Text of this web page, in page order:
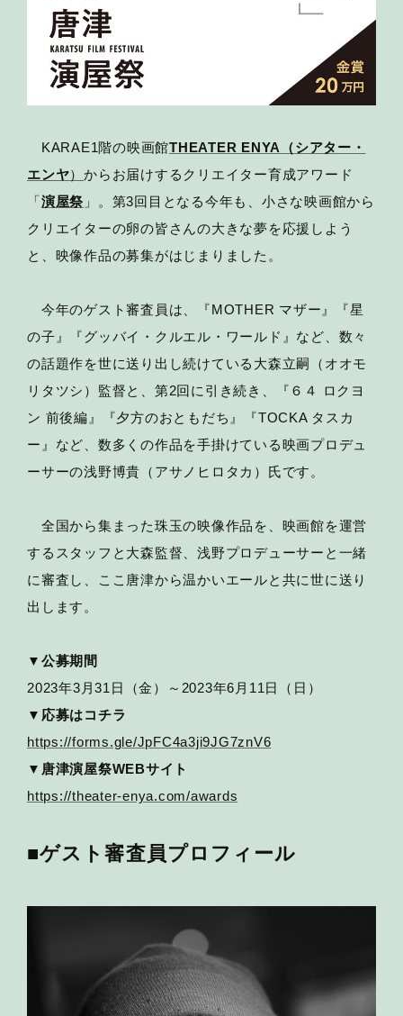
KARAE1階の映画館THEATER ENYA（シアター・
エンヤ） からお届けするクリエイター育成アワード
「演屋祭 」。第3回目となる今年も、小さな映画館から
クリエイターの卵の皆さんの大きな夢を応援しよう
と、映像作品の募集がはじまりました。
今年のゲスト審査員は、『MOTHER マザー』『星
の子』『グッバイ・クルエル・ワールド』など、数々
の話題作を世に送り出し続けている大森立嗣（オオモ
リタツシ）監督と、第2回に引き続き、『６４ ロクヨ
ン 前後編』『夕方のおともだち』『TOCKA タスカ
ー』など、数多くの作品を手掛けている映画プロデュ
ーサーの浅野博貴（アサノヒロタカ）氏です。
全国から集まった珠玉の映像作品を、映画館を運営
するスタッフと大森監督、浅野プロデューサーと一緒
に審査し、ここ唐津から温かいエールと共に世に送り
出します。
▼公募期間
2023年3月31日（金）～2023年6月11日（日）
▼応募はコチラ
https://forms.gle/JpFC4a3ji9JG7znV6
▼唐津演屋祭WEBサイト
https://theater-enya.com/awards
■ゲスト審査員プロフィール